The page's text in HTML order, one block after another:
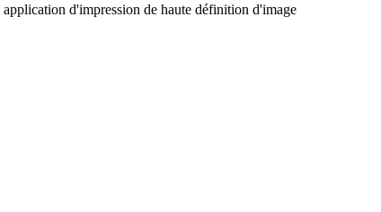
d'impression de haute définition d'image